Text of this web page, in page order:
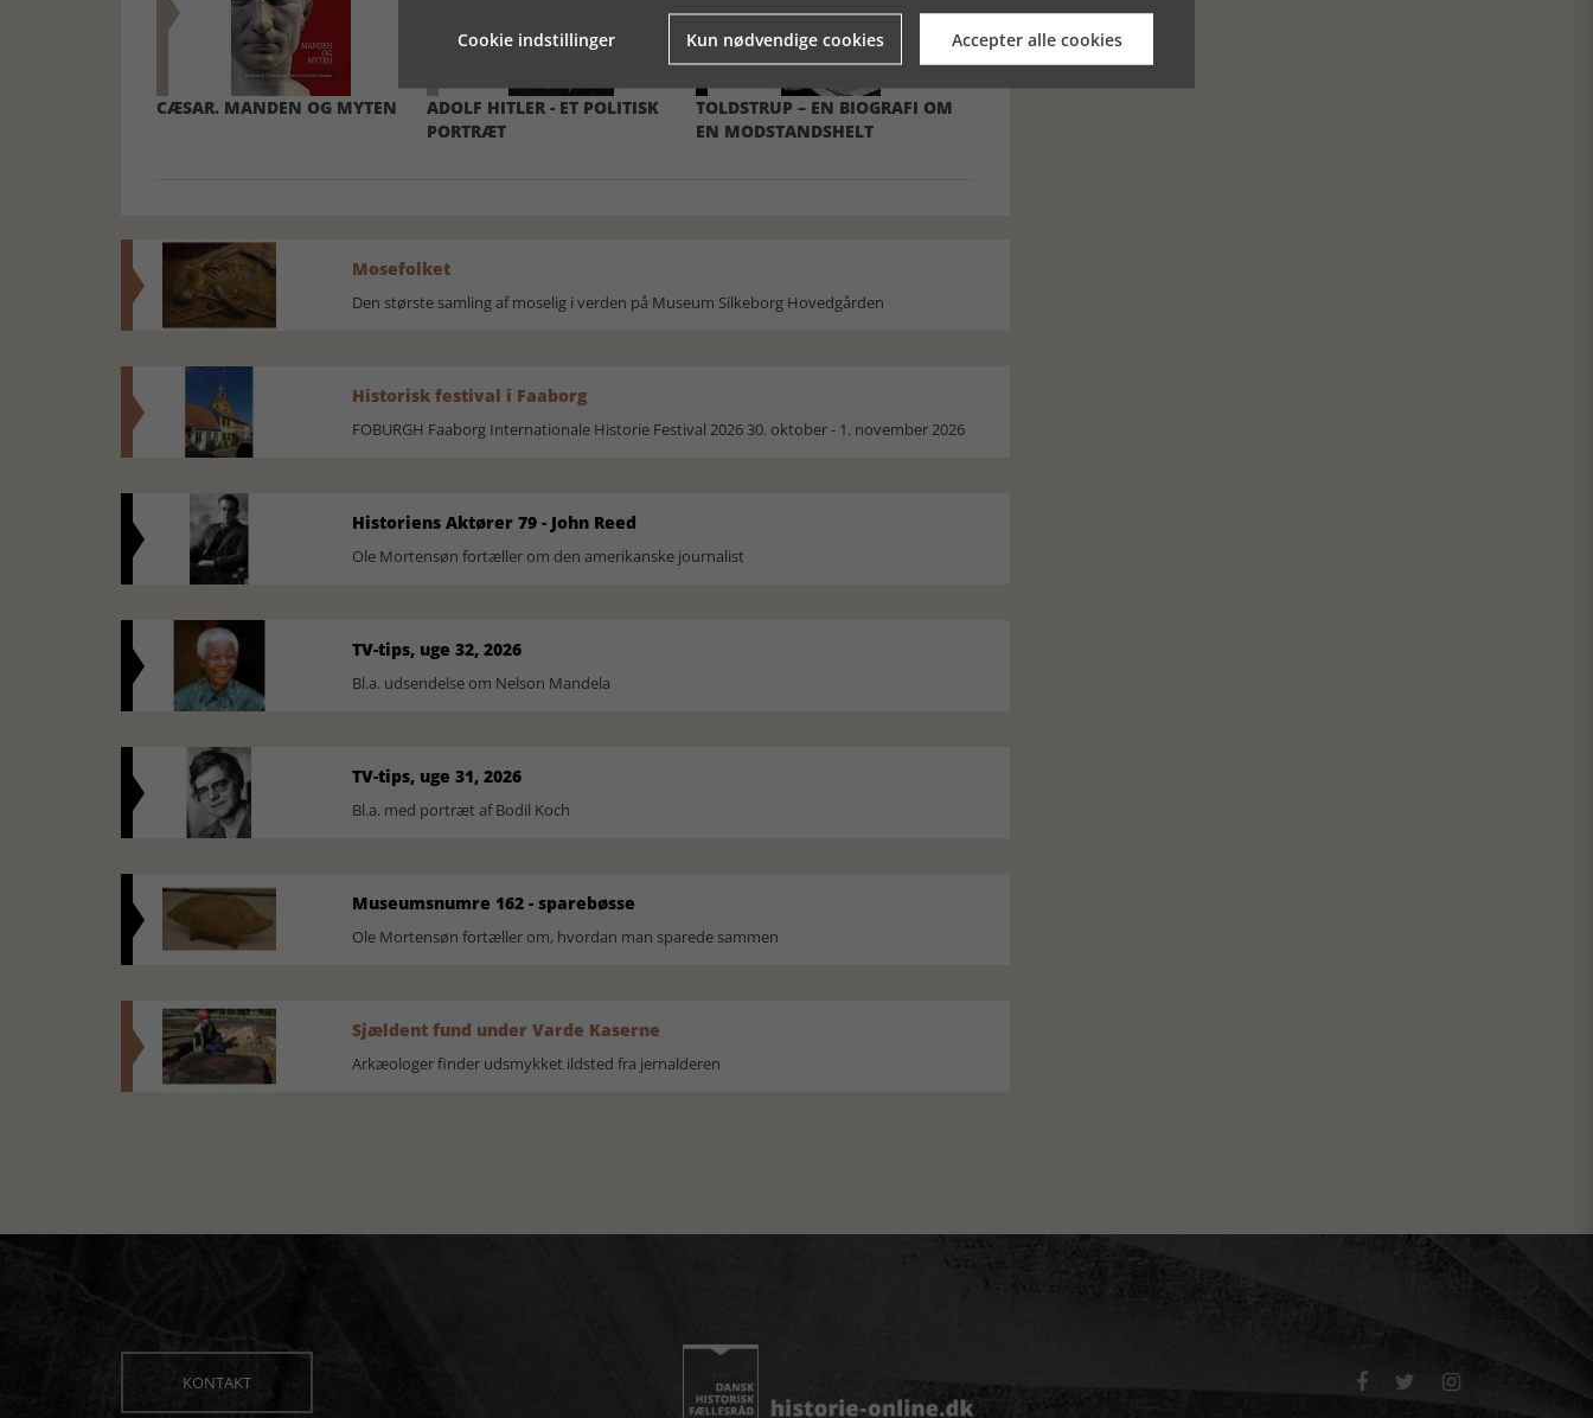
CÆSAR. MANDEN OG MYTEN
ADOLF HITLER - ET POLITISK
PORTRÆT
TOLDSTRUP – EN BIOGRAFI OM
EN MODSTANDSHELT
Mosefolket
Den største samling af moselig i verden på Museum Silkeborg Hovedgården
Historisk festival i Faaborg
FOBURGH Faaborg Internationale Historie Festival 2026 30. oktober - 1. november 2026
Historiens Aktører 79 - John Reed
Ole Mortensøn fortæller om den amerikanske journalist
TV-tips, uge 32, 2026
Bl.a. udsendelse om Nelson Mandela
TV-tips, uge 31, 2026
Bl.a. med portræt af Bodil Koch
Museumsnumre 162 - sparebøsse
Ole Mortensøn fortæller om, hvordan man sparede sammen
Sjældent fund under Varde Kaserne
Arkæologer finder udsmykket ildsted fra jernalderen
KONTAKT   
Cookie indstillinger Kun nødvendige cookies Accepter alle cookies